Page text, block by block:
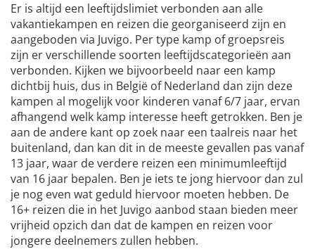
Er is altijd een leeftijdslimiet verbonden aan alle
vakantiekampen en reizen die georganiseerd zijn en
aangeboden via Juvigo. Per type kamp of groepsreis
zijn er verschillende soorten leeftijdscategorieën aan
verbonden. Kijken we bijvoorbeeld naar een kamp
dichtbij huis, dus in België of Nederland dan zijn deze
kampen al mogelijk voor kinderen vanaf 6/7 jaar, ervan
afhangend welk kamp interesse heeft getrokken. Ben je
aan de andere kant op zoek naar een taalreis naar het
buitenland, dan kan dit in de meeste gevallen pas vanaf
13 jaar, waar de verdere reizen een minimumleeftijd
van 16 jaar bepalen. Ben je iets te jong hiervoor dan zul
je nog even wat geduld hiervoor moeten hebben. De
16+ reizen die in het Juvigo aanbod staan bieden meer
vrijheid opzich dan dat de kampen en reizen voor
jongere deelnemers zullen hebben.